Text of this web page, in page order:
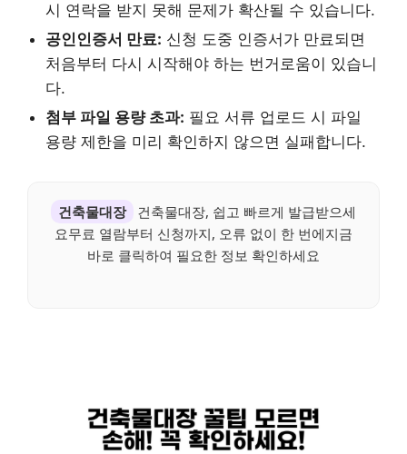
시 연락을 받지 못해 문제가 확산될 수 있습니다.
공인인증서 만료: 신청 도중 인증서가 만료되면
처음부터 다시 시작해야 하는 번거로움이 있습니
다.
첨부 파일 용량 초과: 필요 서류 업로드 시 파일
용량 제한을 미리 확인하지 않으면 실패합니다.
건축물대장
건축물대장, 쉽고 빠르게 발급받으세
요무료 열람부터 신청까지, 오류 없이 한 번에지금
바로 클릭하여 필요한 정보 확인하세요